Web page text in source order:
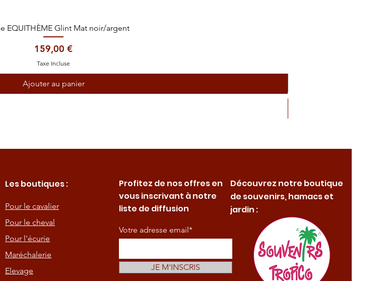
Aperçu rapide
EQUITHÈME Glint Mat noir/argent
Prix
159,00 €
Taxe Incluse
Ajouter au panier
Les boutiques :
Pour le cavalier
Pour le cheval
Pour l'écurie
Maréchalerie
Elevage
Profitez de nos offres en
vous inscrivant à notre
liste de diffusion
Votre adresse email*
JE M'INSCRIS
Découvrez notre boutique
de souvenirs, hamacs et
jardin :